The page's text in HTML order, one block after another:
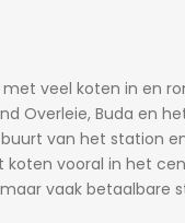
veel koten in en
Overleie, Buda en
van het station
koten vooral in het
vaak betaalbare